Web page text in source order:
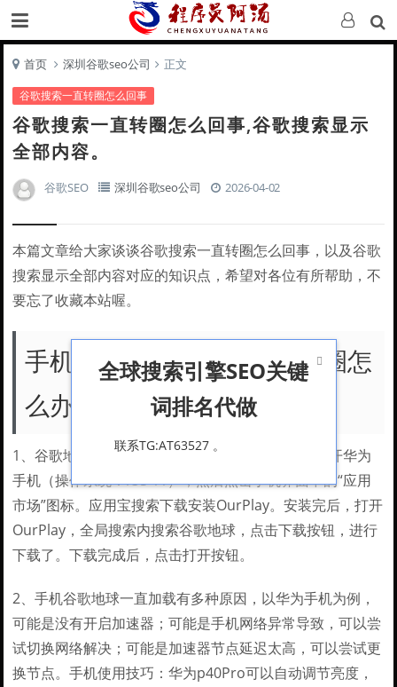
首页 深圳谷歌seo公司 正文
谷歌搜索一直转圈怎么回事
谷歌搜索一直转圈怎么回事,谷歌搜索显示
全部内容。
谷歌SEO 深圳谷歌seo公司 2026-04-02
本篇文章给大家谈谈谷歌搜索一直转圈怎么回事，以及谷歌
搜索显示全部内容对应的知识点，希望对各位有所帮助，不
要忘了收藏本站喔。
手机谷歌地球打不开一直转圈怎
么办就怎么办?
1、谷歌地球打不开是因为缺少OurPlay。首先先打开华为
手机（操作系统：iOS 11），然后点击手机界面中的“应用
市场”图标。应用宝搜索下载安装OurPlay。安装完后，打开
OurPlay，全局搜索内搜索谷歌地球，点击下载按钮，进行
下载了。下载完成后，点击打开按钮。
2、手机谷歌地球一直加载有多种原因，以华为手机为例，
可能是没有开启加速器；可能是手机网络异常导致，可以尝
试切换网络解决；可能是加速器节点延迟太高，可以尝试更
换节点。手机使用技巧：华为p40Pro可以自动调节亮度，

全球搜索引擎SEO关键
词排名代做
联系TG:AT63527 。